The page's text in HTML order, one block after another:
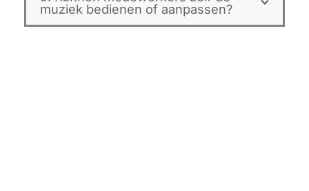
muziek bedienen of aanpassen?